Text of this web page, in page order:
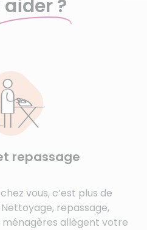
aider ?
repassage
vous, c’est plus de
repassage,
ménagères allègent votre